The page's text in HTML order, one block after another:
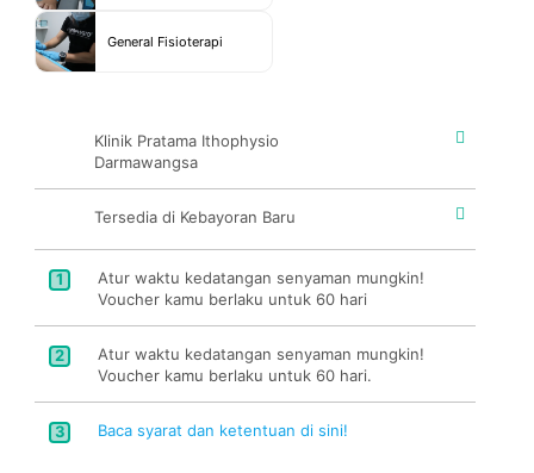
General Fisioterapi
Klinik Pratama Ithophysio
Darmawangsa
Tersedia di Kebayoran Baru
1
Atur waktu kedatangan senyaman mungkin!
Voucher kamu berlaku untuk 60 hari
2
Atur waktu kedatangan senyaman mungkin!
Voucher kamu berlaku untuk 60 hari.
3 Baca syarat dan ketentuan di sini!